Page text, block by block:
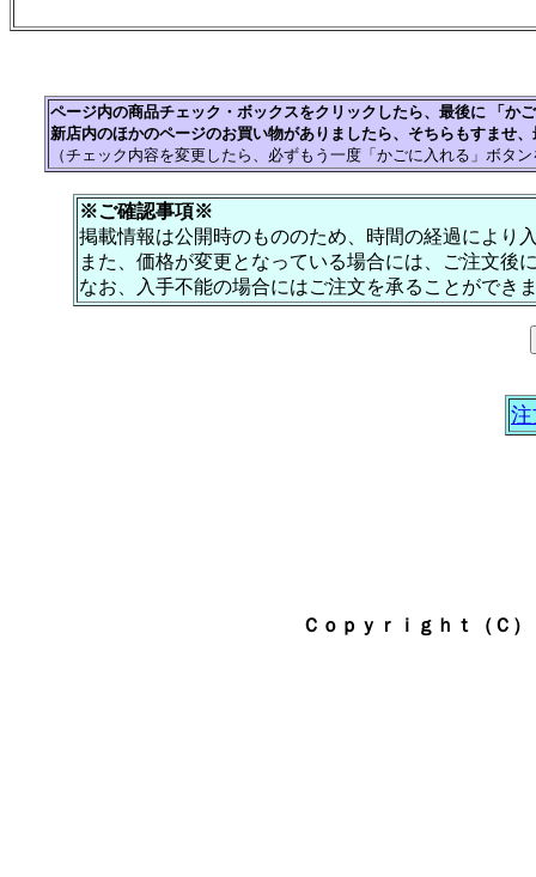
ページ内の商品チェック・ボックスをクリックしたら、最後に 「か
新店内のほかのページのお買い物がありましたら、そちらもすませ
（チェック内容を変更したら、必ずもう一度「かごに入れる」ボタ
※ご確認事項※
掲載情報は公開時のもののため、時間の経過により
また、価格が変更となっている場合には、ご注文後
なお、入手不能の場合にはご注文を承ることができ
Ｃｏｐｙｒｉｇｈｔ（Ｃ